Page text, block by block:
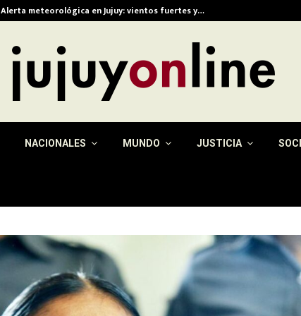
Alerta meteorológica en Jujuy: vientos fuertes y…
NACIONALES MUNDO JUSTICIA